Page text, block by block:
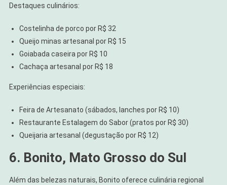
Destaques culinários:
Costelinha de porco por R$ 32
Queijo minas artesanal por R$ 15
Goiabada caseira por R$ 10
Cachaça artesanal por R$ 18
Experiências especiais:
Feira de Artesanato (sábados, lanches por R$ 10)
Restaurante Estalagem do Sabor (pratos por R$ 30)
Queijaria artesanal (degustação por R$ 12)
6. Bonito, Mato Grosso do Sul
Além das belezas naturais, Bonito oferece culinária regional